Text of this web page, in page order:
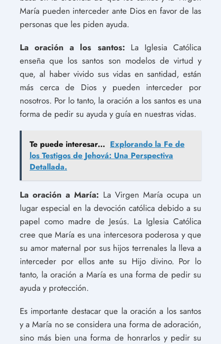
María pueden interceder ante Dios en favor de las
personas que les piden ayuda.
La oración a los santos:La Iglesia Católica
enseña que los santos son modelos de virtud y
que, al haber vivido sus vidas en santidad, están
más cerca de Dios y pueden interceder por
nosotros. Por lo tanto, la oración a los santos es una
forma de pedir su ayuda y guía en nuestras vidas.
Te puede interesar... Explorando la Fe de
los Testigos de Jehová: Una Perspectiva
Detallada.
La oración a María: La Virgen María ocupa un
lugar especial en la devoción católica debido a su
papel como madre de Jesús. La Iglesia Católica
cree que María es una intercesora poderosa y que
su amor maternal por sus hijos terrenales la lleva a
interceder por ellos ante su Hijo divino. Por lo
tanto, la oración a María es una forma de pedir su
ayuda y protección.
Es importante destacar que la oración a los santos
y a María no se considera una forma de adoración,
sino más bien una forma de honrarlos y pedir su